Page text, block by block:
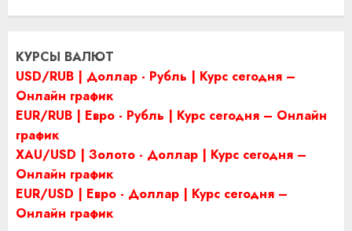
КУРСЫ ВАЛЮТ
USD/RUB | Доллар - Рубль | Курс сегодня –
Онлайн график
EUR/RUB | Евро - Рубль | Курс сегодня – Онлайн
график
XAU/USD | Золото - Доллар | Курс сегодня –
Онлайн график
EUR/USD | Евро - Доллар | Курс сегодня –
Онлайн график